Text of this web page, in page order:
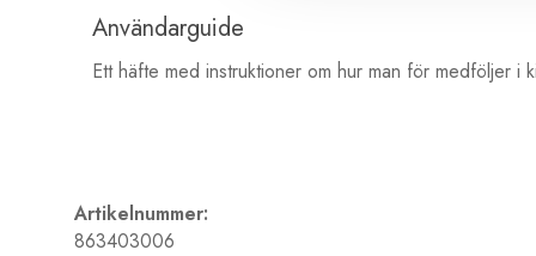
Användarguide
Ett häfte med instruktioner om hur man för medföljer i
Artikelnummer:
863403006